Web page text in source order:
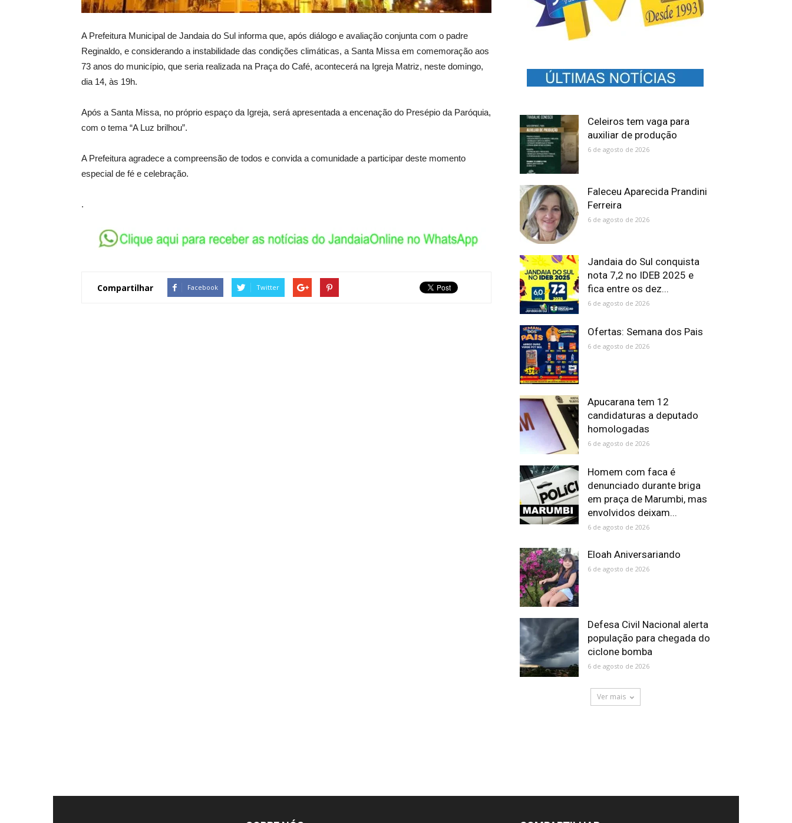
A Prefeitura Municipal de Jandaia do Sul informa que, após diálogo e avaliação conjunta com o padre
Reginaldo, e considerando a instabilidade das condições climáticas, a Santa Missa em comemoração aos
73 anos do município, que seria realizada na Praça do Café, acontecerá na Igreja Matriz, neste domingo,
dia 14, às 19h.
Após a Santa Missa, no próprio espaço da Igreja, será apresentada a encenação do Presépio da Paróquia,
com o tema “A Luz brilhou”.
A Prefeitura agradece a compreensão de todos e convida a comunidade a participar deste momento
especial de fé e celebração.
.
Compartilhar Facebook Twitter
Celeiros tem vaga para
auxiliar de produção
6 de agosto de 2026
Faleceu Aparecida Prandini
Ferreira
6 de agosto de 2026
Jandaia do Sul conquista
nota 7,2 no IDEB 2025 e
fica entre os dez...
6 de agosto de 2026
Ofertas: Semana dos Pais
6 de agosto de 2026
Apucarana tem 12
candidaturas a deputado
homologadas
6 de agosto de 2026
Homem com faca é
denunciado durante briga
em praça de Marumbi, mas
envolvidos deixam...
6 de agosto de 2026
Eloah Aniversariando
6 de agosto de 2026
Defesa Civil Nacional alerta
população para chegada do
ciclone bomba
6 de agosto de 2026
Ver mais